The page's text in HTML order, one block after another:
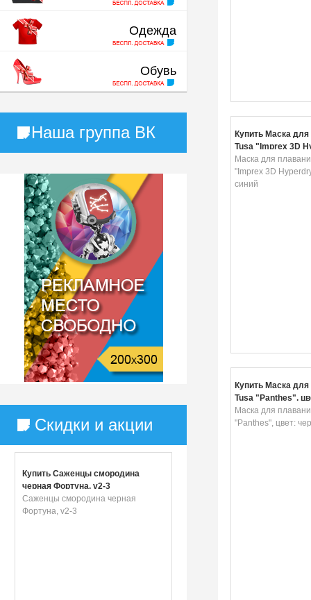
Одежда
Обувь
Наша группа ВК
Скидки и акции
Купить Саженцы смородина
черная Фортуна, v2-3
Саженцы смородина черная
Фортуна, v2-3
Купить Маска
Tusa "Imprex 3D
цвет: синий
Маска для
"Imprex 3D
синий
Купить Маска
Tusa "Panthes",
Маска для
"Panthes", цвет: